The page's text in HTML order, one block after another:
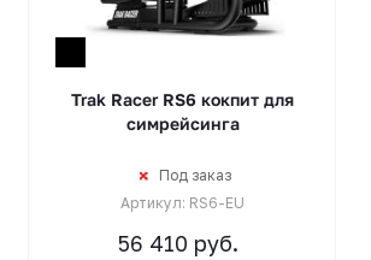
Trak Racer RS6 кокпит для
симрейсинга
Под заказ
Артикул: RS6-EU
56 410 руб.